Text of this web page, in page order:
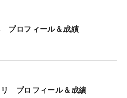
プロフィール＆成績
リ プロフィール＆成績